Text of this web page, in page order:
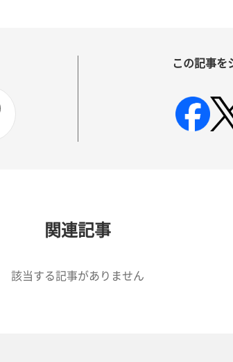
この記事を
関連記事
該当する記事がありません